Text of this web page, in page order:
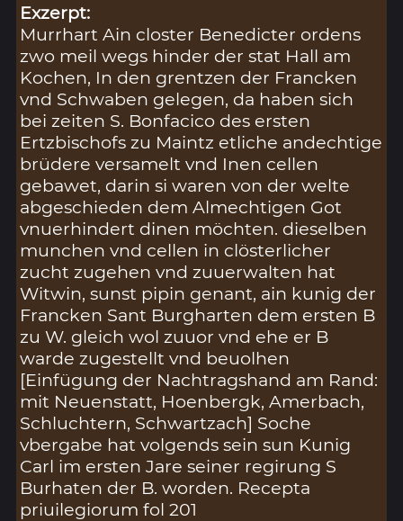
Exzerpt:
Murrhart Ain closter Benedicter ordens
zwo meil wegs hinder der stat Hall am
Kochen, In den grentzen der Francken
vnd Schwaben gelegen, da haben sich
bei zeiten S. Bonfacico des ersten
Ertzbischofs zu Maintz etliche andechtige
brüdere versamelt vnd Inen cellen
gebawet, darin si waren von der welte
abgeschieden dem Almechtigen Got
vnuerhindert dinen möchten. dieselben
munchen vnd cellen in clösterlicher
zucht zugehen vnd zuuerwalten hat
Witwin, sunst pipin genant, ain kunig der
Francken Sant Burgharten dem ersten B
zu W. gleich wol zuuor vnd ehe er B
warde zugestellt vnd beuolhen
[Einfügung der Nachtragshand am Rand:
mit Neuenstatt, Hoenbergk, Amerbach,
Schluchtern, Schwartzach] Soche
vbergabe hat volgends sein sun Kunig
Carl im ersten Jare seiner regirung S
Burhaten der B. worden. Recepta
priuilegiorum fol 201